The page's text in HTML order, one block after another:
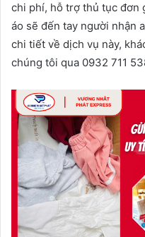
chi phí, hỗ trợ thủ tục đơn
áo sẽ đến tay người nhận
chi tiết về dịch vụ này,
chúng tôi qua 0932 711